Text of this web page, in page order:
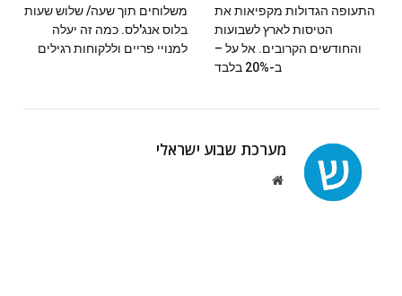
התעופה הגדולות מקפיאות את
הטיסות לארץ לשבועות
והחודשים הקרובים. אל על –
ב-20% בלבד
משלוחים תוך שעה/ שלוש שעות
בלוס אנג'לס. כמה זה יעלה
למנויי פריים וללקוחות רגילים
מערכת שבוע ישראלי
Website